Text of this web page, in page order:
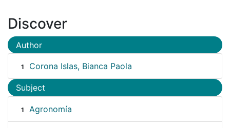
Discover
Author
1 Corona Islas, Bianca Paola
Subject
1 Agronomía